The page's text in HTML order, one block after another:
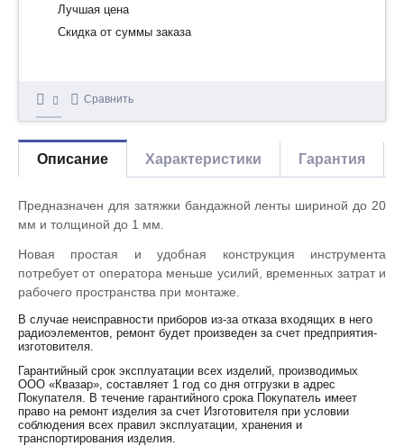
Лучшая цена
Скидка от суммы заказа
Сравнить
Описание Характеристики Гарантия
Предназначен для затяжки бандажной ленты шириной до 20
мм и толщиной до 1 мм.
Новая простая и удобная конструкция инструмента
потребует от оператора меньше усилий, временных затрат и
рабочего пространства при монтаже.
В случае неисправности приборов из-за отказа входящих в него
радиоэлементов, ремонт будет произведен за счет предприятия-
изготовителя.
Гарантийный срок эксплуатации всех изделий, производимых
ООО «Квазар», составляет 1 год со дня отгрузки в адрес
Покупателя. В течение гарантийного срока Покупатель имеет
право на ремонт изделия за счет Изготовителя при условии
соблюдения всех правил эксплуатации, хранения и
транспортирования изделия.